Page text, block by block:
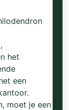
het
een
moet je een